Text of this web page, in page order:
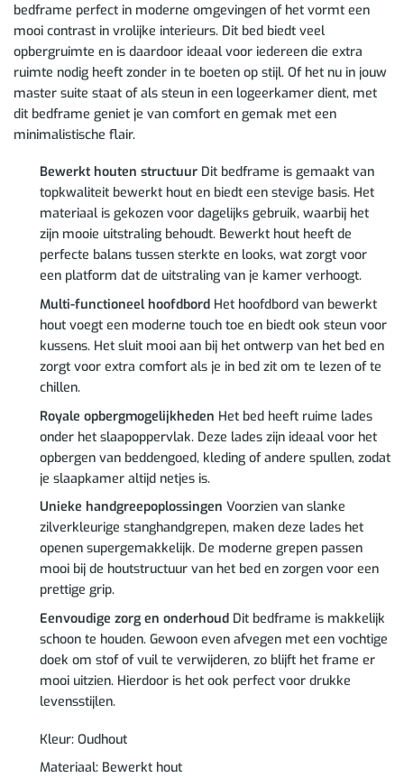
bedframe perfect in moderne omgevingen of het vormt een
mooi contrast in vrolijke interieurs. Dit bed biedt veel
opbergruimte en is daardoor ideaal voor iedereen die extra
ruimte nodig heeft zonder in te boeten op stijl. Of het nu in jouw
master suite staat of als steun in een logeerkamer dient, met
dit bedframe geniet je van comfort en gemak met een
minimalistische flair.
Bewerkt houten structuurDit bedframe is gemaakt van
topkwaliteit bewerkt hout en biedt een stevige basis. Het
materiaal is gekozen voor dagelijks gebruik, waarbij het
zijn mooie uitstraling behoudt. Bewerkt hout heeft de
perfecte balans tussen sterkte en looks, wat zorgt voor
een platform dat de uitstraling van je kamer verhoogt.
Multi-functioneel hoofdbordHet hoofdbord van bewerkt
hout voegt een moderne touch toe en biedt ook steun voor
kussens. Het sluit mooi aan bij het ontwerp van het bed en
zorgt voor extra comfort als je in bed zit om te lezen of te
chillen.
Royale opbergmogelijkheden Het bed heeft ruime lades
onder het slaapoppervlak. Deze lades zijn ideaal voor het
opbergen van beddengoed, kleding of andere spullen, zodat
je slaapkamer altijd netjes is.
Unieke handgreepoplossingen Voorzien van slanke
zilverkleurige stanghandgrepen, maken deze lades het
openen supergemakkelijk. De moderne grepen passen
mooi bij de houtstructuur van het bed en zorgen voor een
prettige grip.
Eenvoudige zorg en onderhoudDit bedframe is makkelijk
schoon te houden. Gewoon even afvegen met een vochtige
doek om stof of vuil te verwijderen, zo blijft het frame er
mooi uitzien. Hierdoor is het ook perfect voor drukke
levensstijlen.
Kleur: Oudhout
Materiaal: Bewerkt hout